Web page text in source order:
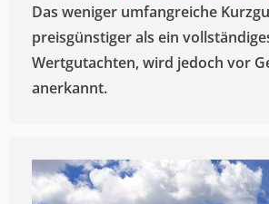
Das weniger umfangreiche
preisgünstiger als ein
Wertgutachten, wird jedoch vor
anerkannt.